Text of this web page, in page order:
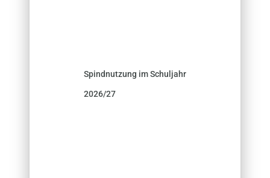
Spindnutzung im Schuljahr
2026/27